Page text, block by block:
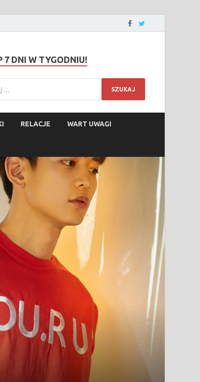
7 DNI W TYGODNIU!
RELACJE WART UWAGI